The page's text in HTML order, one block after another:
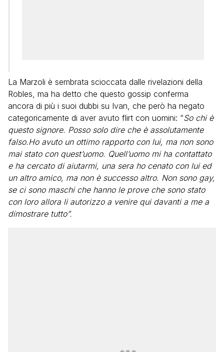
La Marzoli è sembrata scioccata dalle rivelazioni della
Robles, ma ha detto che questo gossip conferma
ancora di più i suoi dubbi su Ivan, che però ha negato
categoricamente di aver avuto flirt con uomini: “So chi è
questo signore. Posso solo dire che è assolutamente
falso.Ho avuto un ottimo rapporto con lui, ma non sono
mai stato con quest’uomo. Quell’uomo mi ha contattato
e ha cercato di aiutarmi, una sera ho cenato con lui ed
un altro amico, ma non è successo altro. Non sono gay,
se ci sono maschi che hanno le prove che sono stato
con loro allora li autorizzo a venire qui davanti a me a
dimostrare tutto”.